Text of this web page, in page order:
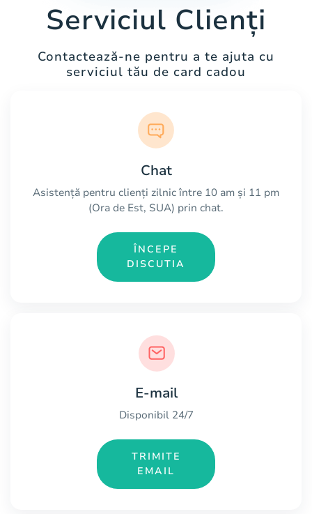
Serviciul Clienți
Contactează-ne pentru a te ajuta cu
serviciul tău de card cadou
Chat
Asistență pentru clienți zilnic între 10 am și 11 pm
(Ora de Est, SUA) prin chat.
ÎNCEPE
DISCUTIA
E-mail
Disponibil 24/7
TRIMITE
EMAIL